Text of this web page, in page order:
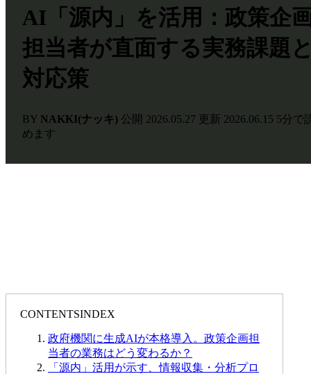
AI「源内」を活用：政策企
担当者が直面する実務課題
対応策
BY NAKKI(ナッキ) 公開 2026.05.27 更新 2026.06.15 5分で
めます
CONTENTSINDEX
政府機関に生成AIが本格導入。政策企画担
当者の業務はどう変わるか？
「源内」活用が示す、情報収集・分析プロ